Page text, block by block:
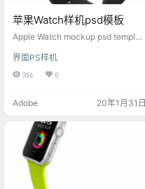
苹果Watch样机psd模板
Apple Watch mockup psd templat
界面PS样机
356 0
Adobe 20年1月31日